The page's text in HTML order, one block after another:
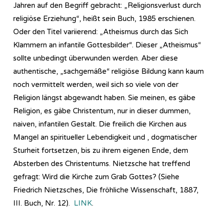
Jahren auf den Begriff gebracht: „Religionsverlust durch
religiöse Erziehung“, heißt sein Buch, 1985 erschienen.
Oder den Titel variierend: „Atheismus durch das Sich
Klammern an infantile Gottesbilder“. Dieser „Atheismus“
sollte unbedingt überwunden werden. Aber diese
authentische, „sachgemäße“ religiöse Bildung kann kaum
noch vermittelt werden, weil sich so viele von der
Religion längst abgewandt haben. Sie meinen, es gäbe
Religion, es gäbe Christentum, nur in dieser dummen,
naiven, infantilen Gestalt. Die freilich die Kirchen aus
Mangel an spiritueller Lebendigkeit und , dogmatischer
Sturheit fortsetzen, bis zu ihrem eigenen Ende, dem
Absterben des Christentums. Nietzsche hat treffend
gefragt: Wird die Kirche zum Grab Gottes? (Siehe
Friedrich Nietzsches, Die fröhliche Wissenschaft, 1887,
III. Buch, Nr. 12). LINK.